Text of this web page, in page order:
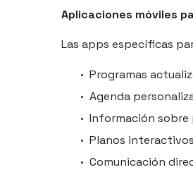
Aplicaciones móviles
Las apps específicas
Programas
Agenda
Información sobre
Planos
Comunicación